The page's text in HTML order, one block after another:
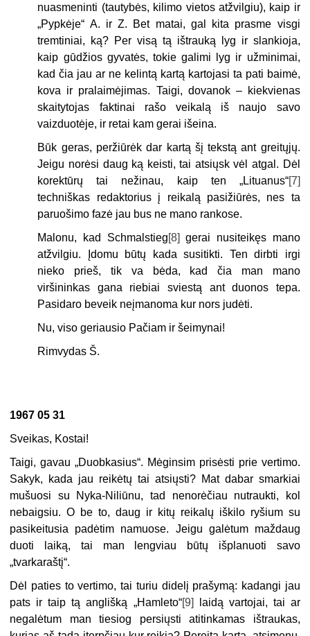
nuasmeninti (tautybės, kilimo vietos atžvilgiu), kaip ir
„Pypkėje“ A. ir Z. Bet matai, gal kita prasme visgi
tremtiniai, ką? Per visą tą ištrauką lyg ir slankioja,
kaip gūdžios gyvatės, tokie galimi lyg ir užminimai,
kad čia jau ar ne kelintą kartą kartojasi ta pati baimė,
kova ir pralaimėjimas. Taigi, dovanok – kiekvienas
skaitytojas faktinai rašo veikalą iš naujo savo
vaizduotėje, ir retai kam gerai išeina.
Būk geras, peržiūrėk dar kartą šį tekstą ant greitųjų.
Jeigu norėsi daug ką keisti, tai atsiųsk vėl atgal. Dėl
korektūrų tai nežinau, kaip ten „Lituanus“[7]
techniškas redaktorius į reikalą pasižiūrės, nes ta
paruošimo fazė jau bus ne mano rankose.
Malonu, kad Schmalstieg[8] gerai nusiteikęs mano
atžvilgiu. Įdomu būtų kada susitikti. Ten dirbti irgi
nieko prieš, tik va bėda, kad čia man mano
viršininkas gana riebiai sviestą ant duonos tepa.
Pasidaro beveik neįmanoma kur nors judėti.
Nu, viso geriausio Pačiam ir šeimynai!
Rimvydas Š.
1967 05 31
Sveikas, Kostai!
Taigi, gavau „Duobkasius“. Mėginsim prisėsti prie vertimo.
Sakyk, kada jau reikėtų tai atsiųsti? Mat dabar smarkiai
mušuosi su Nyka-Niliūnu, tad nenorėčiau nutraukti, kol
nebaigsiu. O be to, daug ir kitų reikalų iškilo ryšium su
pasikeitusia padėtim namuose. Jeigu galėtum maždaug
duoti laiką, tai man lengviau būtų išplanuoti savo
„tvarkaraštį“.
Dėl paties to vertimo, tai turiu didelį prašymą: kadangi jau
pats ir taip tą anglišką „Hamleto“[9] laidą vartojai, tai ar
negalėtum man tiesiog persiųsti atitinkamas ištraukas,